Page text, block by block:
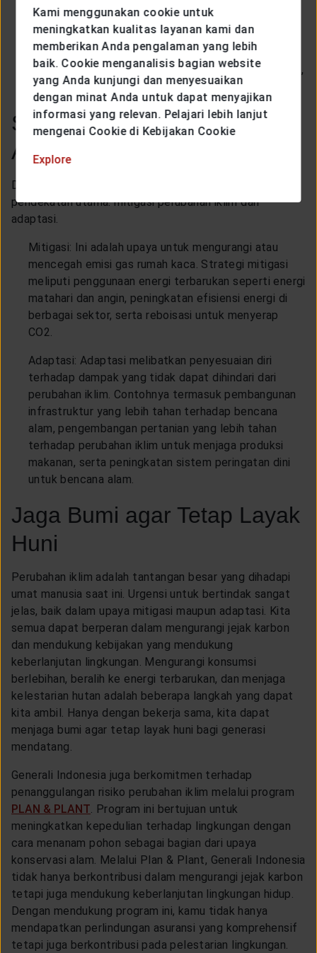
risiko perpindahan penduduk karena naiknya
permukaan laut, dan negara-negara berkembang
umumnya lebih rentan terhadap dampak ini.
Perubahan iklim juga dapat memperburuk kemiskinan,
kelangkaan pangan, dan risiko kesehatan.
Strategi Mitigasi dan
Adaptasi
Dalam menghadapi perubahan iklim, diperlukan dua
pendekatan utama: mitigasi perubahan iklim dan
adaptasi.
Mitigasi: Ini adalah upaya untuk mengurangi atau
mencegah emisi gas rumah kaca. Strategi mitigasi
meliputi penggunaan energi terbarukan seperti energi
matahari dan angin, peningkatan efisiensi energi di
berbagai sektor, serta reboisasi untuk menyerap
CO2.
Adaptasi: Adaptasi melibatkan penyesuaian diri
terhadap dampak yang tidak dapat dihindari dari
perubahan iklim. Contohnya termasuk pembangunan
infrastruktur yang lebih tahan terhadap bencana
alam, pengembangan pertanian yang lebih tahan
terhadap perubahan iklim untuk menjaga produksi
makanan, serta peningkatan sistem peringatan dini
untuk bencana alam.
Jaga Bumi agar Tetap Layak
Huni
Perubahan iklim adalah tantangan besar yang dihadapi
umat manusia saat ini. Urgensi untuk bertindak sangat
jelas, baik dalam upaya mitigasi maupun adaptasi. Kita
semua dapat berperan dalam mengurangi jejak karbon
dan mendukung kebijakan yang mendukung
keberlanjutan lingkungan. Mengurangi konsumsi
berlebihan, beralih ke energi terbarukan, dan menjaga
kelestarian hutan adalah beberapa langkah yang dapat
kita ambil. Hanya dengan bekerja sama, kita dapat
menjaga bumi agar tetap layak huni bagi generasi
mendatang.
Generali Indonesia juga berkomitmen terhadap
penanggulangan risiko perubahan iklim melalui program
PLAN & PLANT. Program ini bertujuan untuk
meningkatkan kepedulian terhadap lingkungan dengan
cara menanam pohon sebagai bagian dari upaya
konservasi alam. Melalui Plan & Plant, Generali Indonesia
tidak hanya berkontribusi dalam mengurangi jejak karbon
tetapi juga mendukung keberlanjutan lingkungan hidup.
Dengan mendukung program ini, kamu tidak hanya
mendapatkan perlindungan asuransi yang komprehensif
tetapi juga berkontribusi pada pelestarian lingkungan.
Kami menggunakan cookie untuk
meningkatkan kualitas layanan kami dan
memberikan Anda pengalaman yang lebih
baik. Cookie menganalisis bagian website
yang Anda kunjungi dan menyesuaikan
dengan minat Anda untuk dapat menyajikan
informasi yang relevan. Pelajari lebih lanjut
mengenai Cookie di Kebijakan Cookie
Explore